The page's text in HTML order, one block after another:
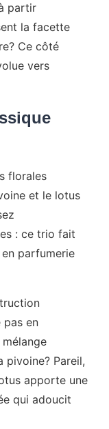
partir
la facette
Ce côté
vers
florales
et le lotus
: ce trio fait
parfumerie
pas en
pivoine? Pareil,
apporte une
qui adoucit